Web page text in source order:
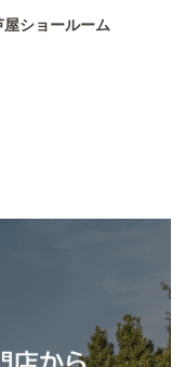
ショールーム